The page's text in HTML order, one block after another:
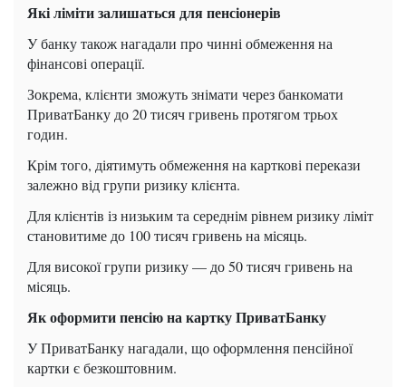
Які ліміти залишаться для пенсіонерів
У банку також нагадали про чинні обмеження на
фінансові операції.
Зокрема, клієнти зможуть знімати через банкомати
ПриватБанку до 20 тисяч гривень протягом трьох
годин.
Крім того, діятимуть обмеження на карткові перекази
залежно від групи ризику клієнта.
Для клієнтів із низьким та середнім рівнем ризику ліміт
становитиме до 100 тисяч гривень на місяць.
Для високої групи ризику — до 50 тисяч гривень на
місяць.
Як оформити пенсію на картку ПриватБанку
У ПриватБанку нагадали, що оформлення пенсійної
картки є безкоштовним.